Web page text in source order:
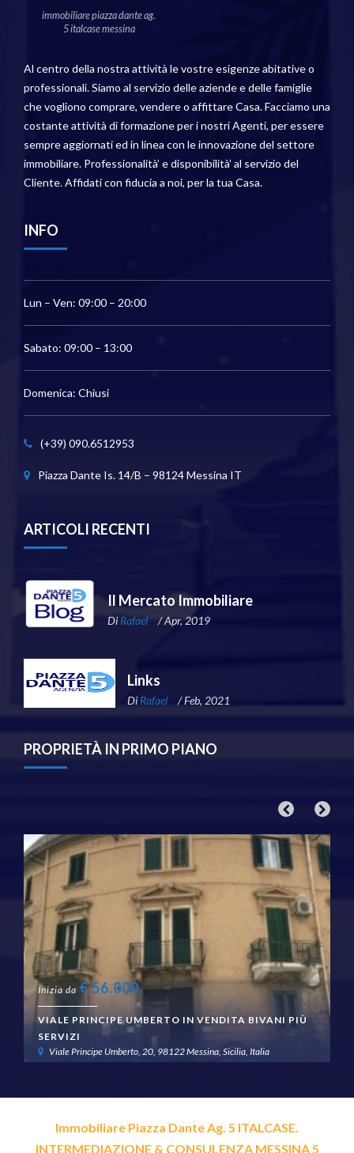
immobiliare piazza dante ag.
5 italcase messina
Al centro della nostra attività le vostre esigenze abitative o
professionali. Siamo al servizio delle aziende e delle famiglie
che vogliono comprare, vendere o affittare Casa. Facciamo una
costante attività di formazione per i nostri Agenti, per essere
sempre aggiornati ed in linea con le innovazione del settore
immobiliare. Professionalità’ e disponibilità’ al servizio del
Cliente. Affidati con fiducia a noi, per la tua Casa.
INFO
Lun – Ven: 09:00 – 20:00
Sabato: 09:00 – 13:00
Domenica: Chiusi
(+39) 090.6512953
Piazza Dante Is. 14/B – 98124 Messina IT
ARTICOLI RECENTI
Il Mercato Immobiliare
Di Rafael / Apr, 2019
Links
DiRafael / Feb, 2021
PROPRIETÀ IN PRIMO PIANO
Inizia da €56.000
VIALE PRINCIPE UMBERTO IN VENDITA BIVANI PIÙ
SERVIZI
Viale Principe Umberto, 20, 98122 Messina, Sicilia, Italia
Immobiliare Piazza Dante Ag. 5 ITALCASE.
INTERMEDIAZIONE & CONSULENZA MESSINA 5